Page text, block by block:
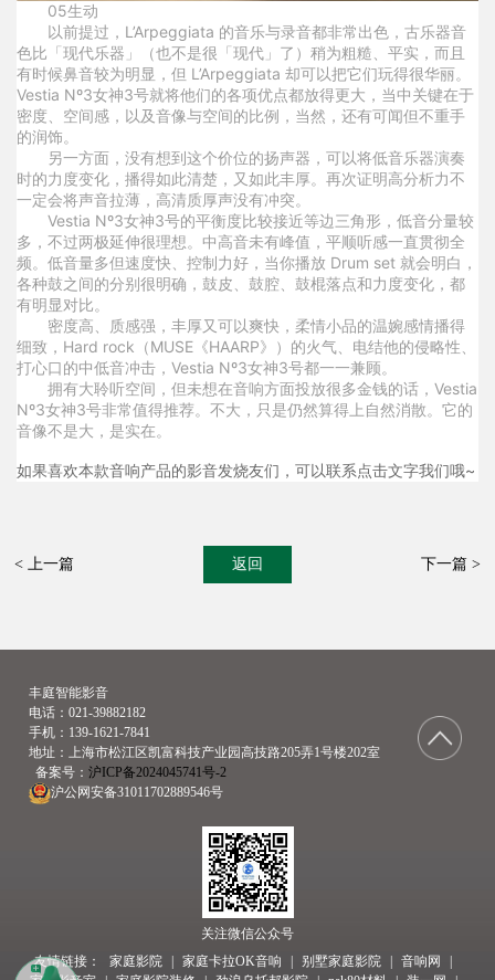
05生动
以前提过，L’Arpeggiata 的音乐与录音都非常出色，古乐器音
色比「现代乐器」（也不是很「现代」了）稍为粗糙、平实，而且
有时候鼻音较为明显，但 L’Arpeggiata 却可以把它们玩得很华丽。
Vestia Nº3女神3号就将他们的各项优点都放得更大，当中关键在于
密度、空间感，以及音像与空间的比例，当然，还有可闻但不重手
的润饰。
另一方面，没有想到这个价位的扬声器，可以将低音乐器演奏
时的力度变化，播得如此清楚，又如此丰厚。再次证明高分析力不
一定会将声音拉薄，高清质厚声没有冲突。
Vestia Nº3女神3号的平衡度比较接近等边三角形，低音分量较
多，不过两极延伸很理想。中高音未有峰值，平顺听感一直贯彻全
频。低音量多但速度快、控制力好，当你播放 Drum set 就会明白，
各种鼓之间的分别很明确，鼓皮、鼓腔、鼓棍落点和力度变化，都
有明显对比。
密度高、质感强，丰厚又可以爽快，柔情小品的温婉感情播得
细致，Hard rock（MUSE《HAARP》）的火气、电结他的侵略性、
打心口的中低音冲击，Vestia Nº3女神3号都一一兼顾。
拥有大聆听空间，但未想在音响方面投放很多金钱的话，Vestia
Nº3女神3号非常值得推荐。不大，只是仍然算得上自然消散。它的
音像不是大，是实在。
如果喜欢本款音响产品的影音发烧友们，可以联系点击文字我们哦~
< 上一篇 返回 下一篇 >
丰庭智能影音
电话：021-39882182
手机：139-1621-7841
地址：上海市松江区凯富科技产业园高技路205弄1号楼202室
  备案号：
沪ICP备2024045741号-2
沪公网安备31011702889546号
关注微信公众号
友情链接：
家庭影院 家庭卡拉OK音响 别墅家庭影院
音响网